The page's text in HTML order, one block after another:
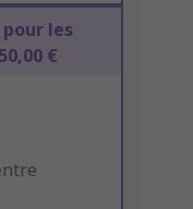
les
€